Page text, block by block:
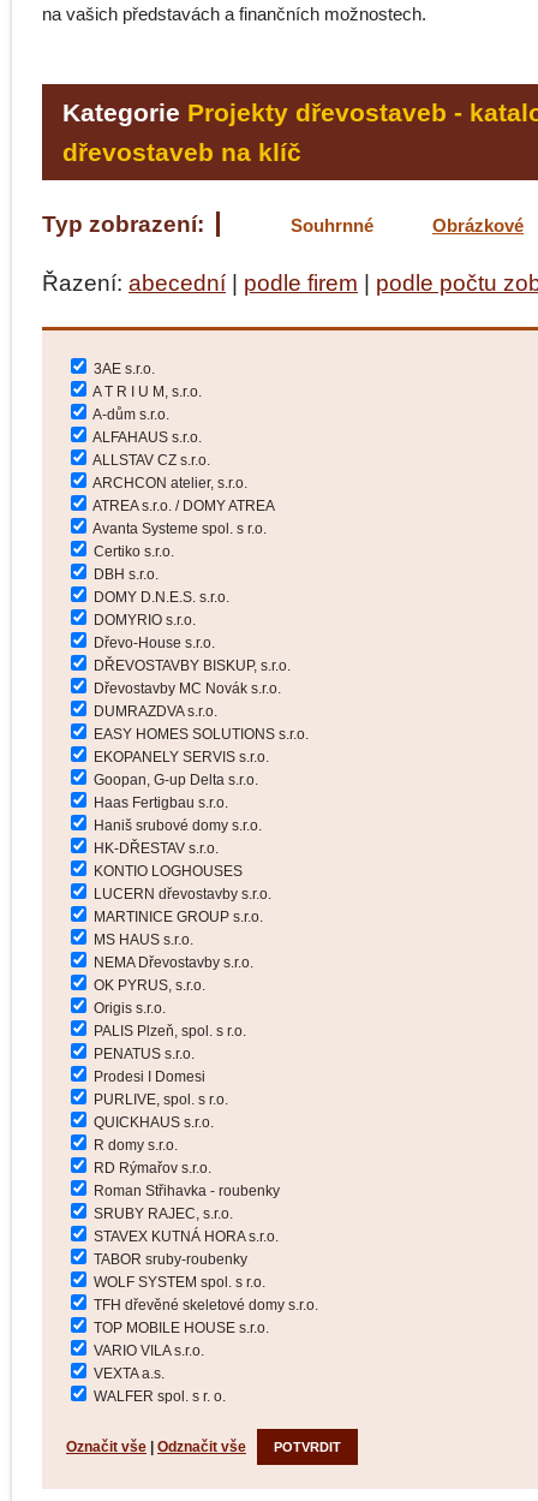
na vašich představách a finančních možnostech.
Kategorie Projekty dřevostaveb -
dřevostaveb na klíč
Typ zobrazení: Souhrnné Obrázkové
Řazení: abecední podle firem podle počtu
3AE s.r.o.
A T R I U M, s.r.o.
A-dům s.r.o.
ALFAHAUS s.r.o.
ALLSTAV CZ s.r.o.
ARCHCON atelier, s.r.o.
ATREA s.r.o. / DOMY ATREA
Avanta Systeme spol. s r.o.
Certiko s.r.o.
DBH s.r.o.
DOMY D.N.E.S. s.r.o.
DOMYRIO s.r.o.
Dřevo-House s.r.o.
DŘEVOSTAVBY BISKUP, s.r.o.
Dřevostavby MC Novák s.r.o.
DUMRAZDVA s.r.o.
EASY HOMES SOLUTIONS s.r.o.
EKOPANELY SERVIS s.r.o.
Goopan, G-up Delta s.r.o.
Haas Fertigbau s.r.o.
Haniš srubové domy s.r.o.
HK-DŘESTAV s.r.o.
KONTIO LOGHOUSES
LUCERN dřevostavby s.r.o.
MARTINICE GROUP s.r.o.
MS HAUS s.r.o.
NEMA Dřevostavby s.r.o.
OK PYRUS, s.r.o.
Origis s.r.o.
PALIS Plzeň, spol. s r.o.
PENATUS s.r.o.
Prodesi I Domesi
PURLIVE, spol. s r.o.
QUICKHAUS s.r.o.
R domy s.r.o.
RD Rýmařov s.r.o.
Roman Střihavka - roubenky
SRUBY RAJEC, s.r.o.
STAVEX KUTNÁ HORA s.r.o.
TABOR sruby-roubenky
WOLF SYSTEM spol. s r.o.
TFH dřevěné skeletové domy s.r.o.
TOP MOBILE HOUSE s.r.o.
VARIO VILA s.r.o.
VEXTA a.s.
WALFER spol. s r. o.
Označit vše Odznačit vše